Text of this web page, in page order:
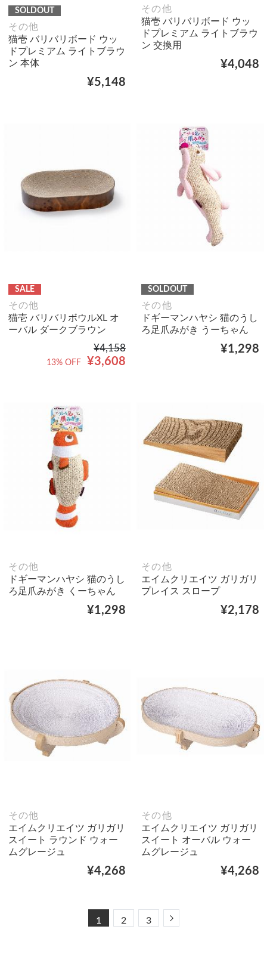
SOLDOUT
その他
猫壱 バリバリボード ウッ
ドプレミアム ライトブラウ
ン 本体
¥5,148
その他
猫壱 バリバリボード ウッ
ドプレミアム ライトブラウ
ン 交換用
¥4,048
SALE
その他
猫壱 バリバリボウルXL オ
ーバル ダークブラウン
¥4,158
¥3,608
13% OFF
SOLDOUT
その他
ドギーマンハヤシ 猫のうし
ろ足爪みがき うーちゃん
¥1,298
その他
ドギーマンハヤシ 猫のうし
ろ足爪みがき くーちゃん
¥1,298
その他
エイムクリエイツ ガリガリ
プレイス スロープ
¥2,178
その他
エイムクリエイツ ガリガリ
スイート ラウンド ウォー
ムグレージュ
¥4,268
その他
エイムクリエイツ ガリガリ
スイート オーバル ウォー
ムグレージュ
¥4,268
1 2 3 Next